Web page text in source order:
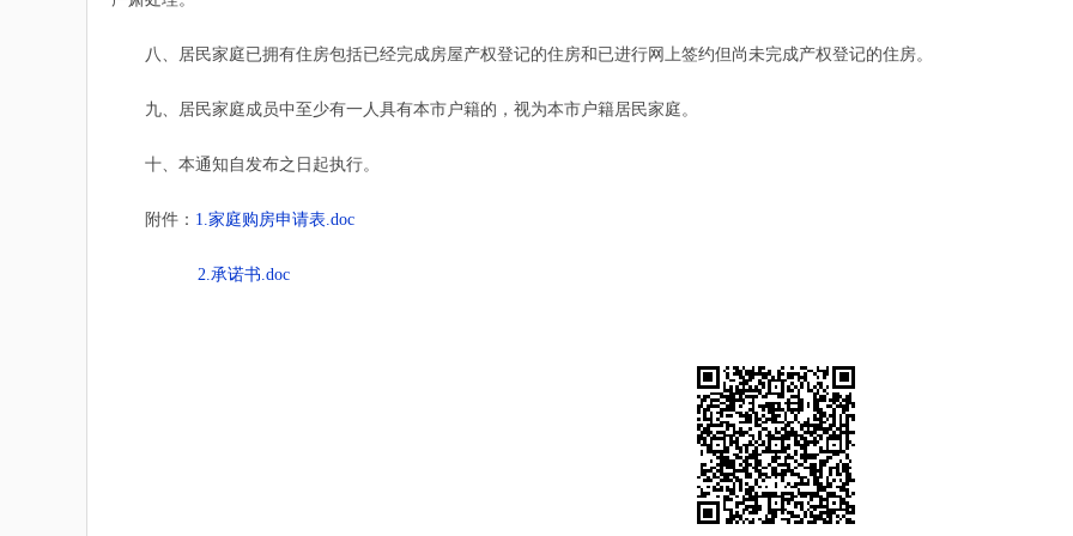
八、居民家庭已拥有住房包括已经完成房屋产权登记的住房和已进行网上签约但尚未完成产权登记的住房。
九、居民家庭成员中至少有一人具有本市户籍的，视为本市户籍居民家庭。
十、本通知自发布之日起执行。
附件： 1.家庭购房申请表.doc
2.承诺书.doc